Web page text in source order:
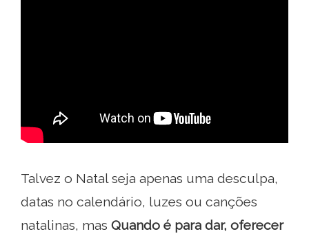
Talvez o Natal seja apenas uma desculpa,
datas no calendário, luzes ou canções
natalinas, mas Quando é para dar, oferecer